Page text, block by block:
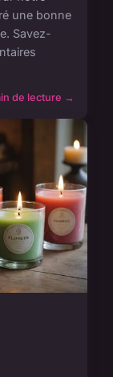
une bonne
Savez-
de lecture →